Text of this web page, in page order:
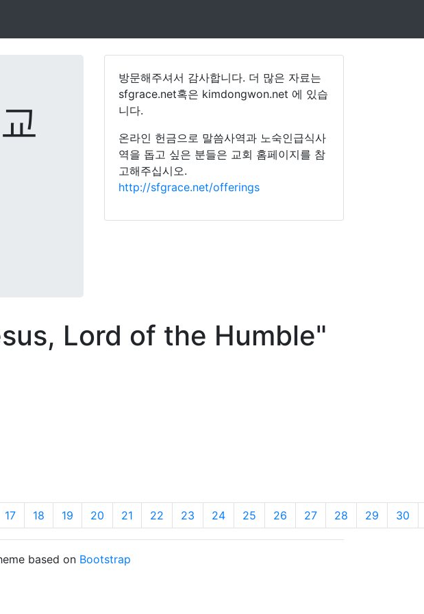
방문해주셔서 감사합니다. 더 많은 자료는
sfgrace.net혹은 kimdongwon.net 에 있습
니다.
온라인 헌금으로 말씀사역과 노숙인급식사
역을 돕고 싶은 분들은 교회 홈페이지를 참
고해주십시오.
http://sfgrace.net/offerings
Lord of the Humble"
17 18 19 20 21 22 23 24 25 26 27 28 29 30
based on Bootstrap